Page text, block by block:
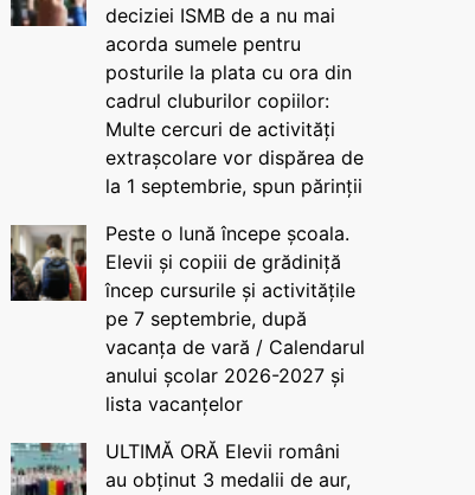
deciziei ISMB de a nu mai
acorda sumele pentru
posturile la plata cu ora din
cadrul cluburilor copiilor:
Multe cercuri de activități
extrașcolare vor dispărea de
la 1 septembrie, spun părinții
Peste o lună începe școala.
Elevii și copiii de grădiniță
încep cursurile și activitățile
pe 7 septembrie, după
vacanța de vară / Calendarul
anului școlar 2026-2027 și
lista vacanțelor
ULTIMĂ ORĂ Elevii români
au obținut 3 medalii de aur,